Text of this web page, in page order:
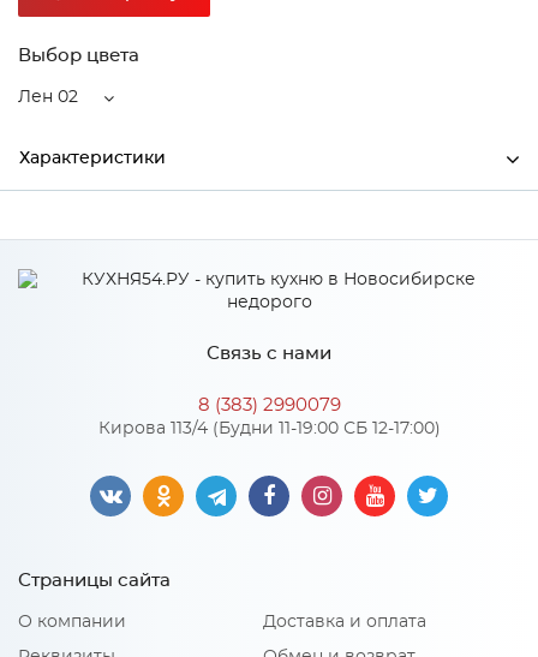
Выбор цвета
Лен 02
Характеристики
Глубина 46
пигментированный
Количество упаковок: 1
Связь с нами
8 (383) 2990079
Кирова 113/4 (Будни 11-19:00 СБ 12-17:00)
Страницы сайта
О компании Доставка и оплата